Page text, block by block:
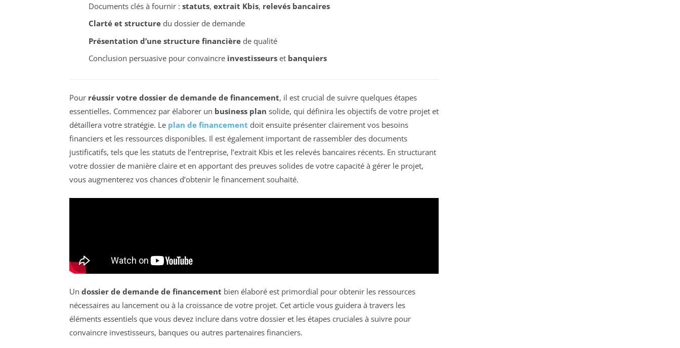
Documents clés à fournir : statuts, extrait Kbis, relevés bancaires
Clarté et structuredu dossier de demande
Présentation d’une structure financièrede qualité
Conclusion persuasive pour convaincre investisseurset banquiers
Pour réussir votre dossier de demande de financement, il est crucial de suivre quelques étapes
essentielles. Commencez par élaborer un business plan solide, qui définira les objectifs de votre projet et
détaillera votre stratégie. Le plan de financement doit ensuite présenter clairement vos besoins
financiers et les ressources disponibles. Il est également important de rassembler des documents
justificatifs, tels que les statuts de l’entreprise, l’extrait Kbis et les relevés bancaires récents. En structurant
votre dossier de manière claire et en apportant des preuves solides de votre capacité à gérer le projet,
vous augmenterez vos chances d’obtenir le financement souhaité.
Un dossier de demande de financement bien élaboré est primordial pour obtenir les ressources
nécessaires au lancement ou à la croissance de votre projet. Cet article vous guidera à travers les
éléments essentiels que vous devez inclure dans votre dossier et les étapes cruciales à suivre pour
convaincre investisseurs, banques ou autres partenaires financiers.